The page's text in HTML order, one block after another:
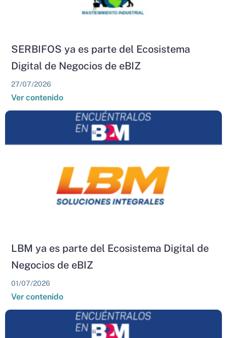
SERBIFOS ya es parte del Ecosistema
Digital de Negocios de eBIZ
27/07/2026
Ver contenido
LBM ya es parte del Ecosistema Digital de
Negocios de eBIZ
01/07/2026
Ver contenido